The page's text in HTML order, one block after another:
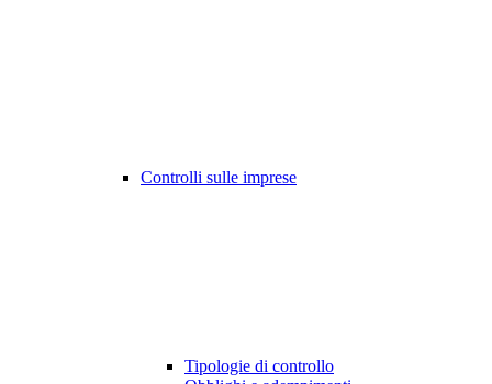
Controlli sulle imprese
Tipologie di controllo